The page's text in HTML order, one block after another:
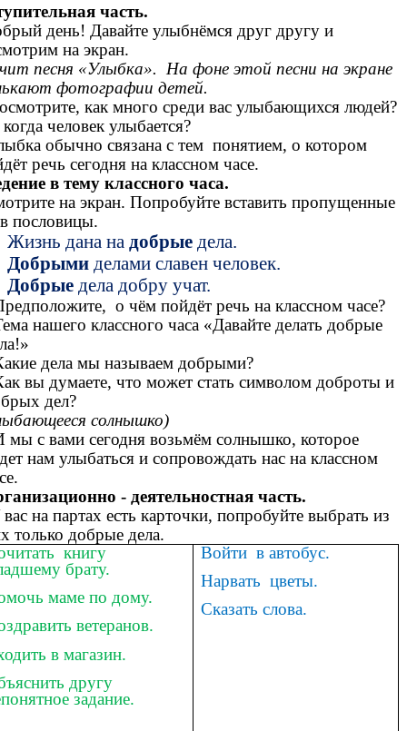
часть.
день! Давайте улыбнёмся друг другу и
на экран.
песня «Улыбка». На фоне этой песни на экране
фотографии детей.
как много среди вас улыбающихся людей?
человек улыбается?
обычно связана с тем понятием, о котором
речь сегодня на классном часе.
в тему классного часа.
на экран. Попробуйте вставить пропущенные
пословицы.
Жизнь дана на добрые дела.
Добрыми делами славен человек.
Добрые дела добру учат.
о чём пойдёт речь на классном часе?
нашего классного часа «Давайте делать добрые
дела мы называем добрыми?
вы думаете, что может стать символом доброты и
дел?
солнышко)
мы с вами сегодня возьмём солнышко, которое
нам улыбаться и сопровождать нас на классном
- деятельностная часть.
на партах есть карточки, попробуйте выбрать из
только добрые дела.
книгу
брату.
маме по дому.
ветеранов.
в магазин.
другу
задание.
Войти в автобус.
Нарвать цветы.
Сказать слова.